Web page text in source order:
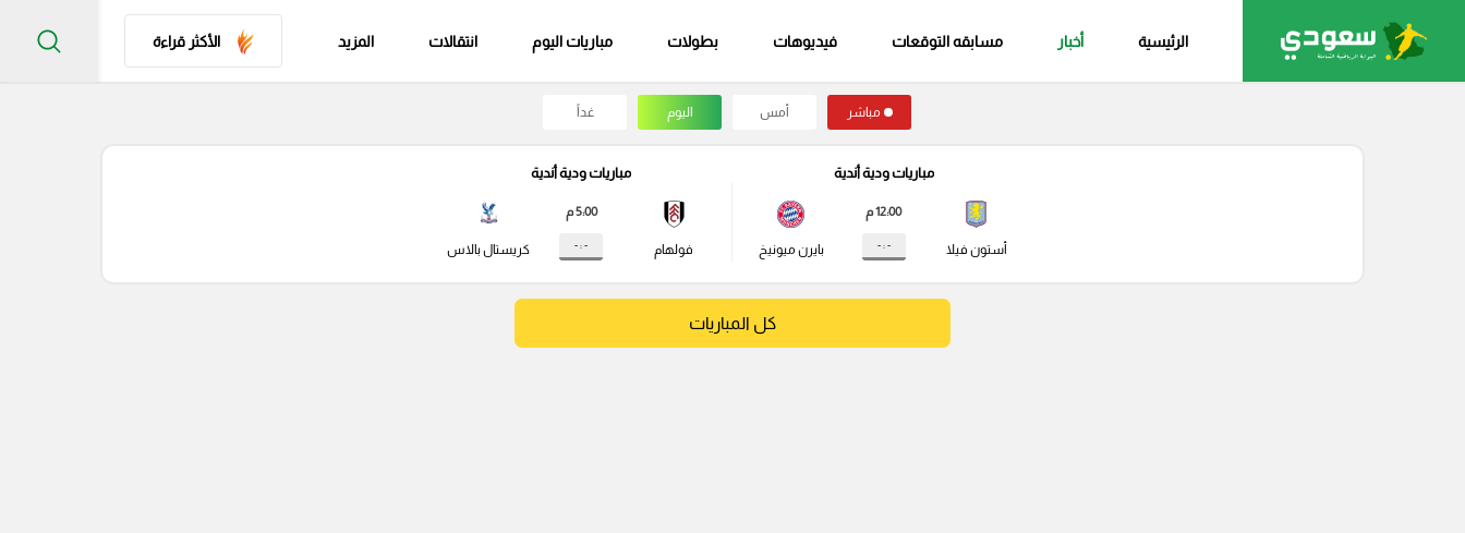
الرئيسية أخبار مسابقه التوقعات فيديوهات بطولات مباريات اليوم انتقالات المزيد الأكثر قراءة
مباشر أمس اليوم غداً
مباريات ودية أندية
أستون فيلا
12:00 م
- : - بايرن ميونيخ
مباريات ودية أندية
فولهام
5:00 م
- : - كريستال بالاس
كل المباريات